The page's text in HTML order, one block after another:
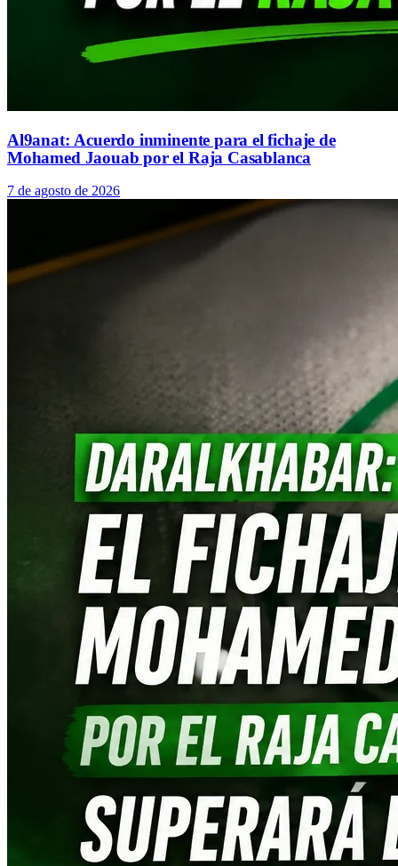
Al9anat: Acuerdo inminente para el fichaje de
Mohamed Jaouab por el Raja Casablanca
7 de agosto de 2026